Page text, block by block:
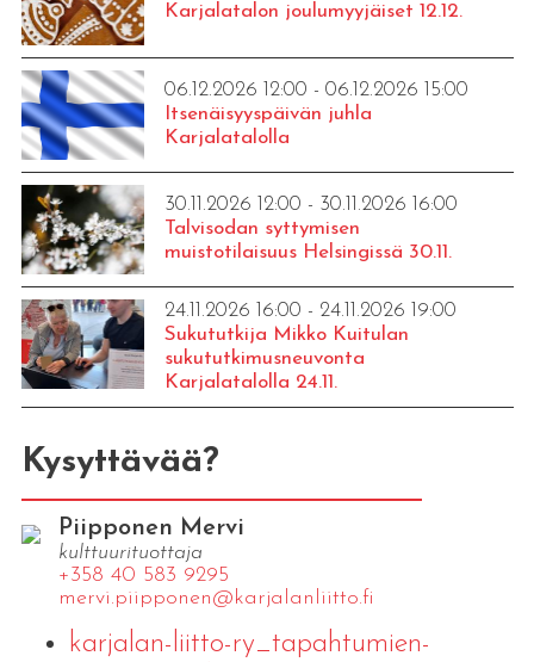
Karjalatalon joulumyyjäiset 12.12.
06.12.2026 12:00 - 06.12.2026 15:00
Itsenäisyyspäivän juhla
Karjalatalolla
30.11.2026 12:00 - 30.11.2026 16:00
Talvisodan syttymisen
muistotilaisuus Helsingissä 30.11.
24.11.2026 16:00 - 24.11.2026 19:00
Sukututkija Mikko Kuitulan
sukututkimusneuvonta
Karjalatalolla 24.11.
Kysyttävää?
Piipponen Mervi
kulttuurituottaja
+358 40 583 9295
mervi.​piipponen@​kar​jala​nlii​tto.​fi
karjalan-liitto-ry_tapahtumien-